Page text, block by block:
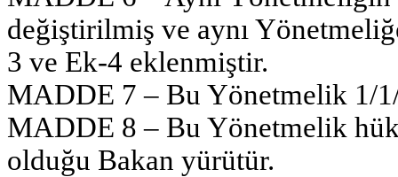
değiştirilmiş ve aynı
3 ve Ek-4 eklenmiştir.
MADDE 7 – Bu Yönetmelik 1/
MADDE 8 – Bu Yönetmelik
olduğu Bakan yürütür.